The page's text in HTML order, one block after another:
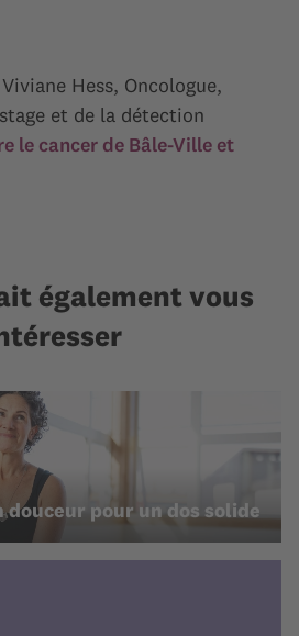
Hess, Oncologue,
et de la détection
le cancer de Bâle-Ville et
également vous
pour un dos solide